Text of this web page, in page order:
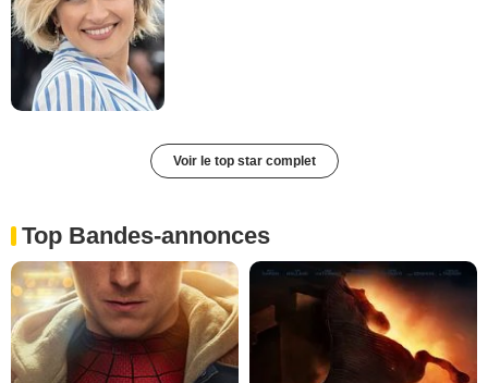
Voir le top star complet
Top Bandes-annonces